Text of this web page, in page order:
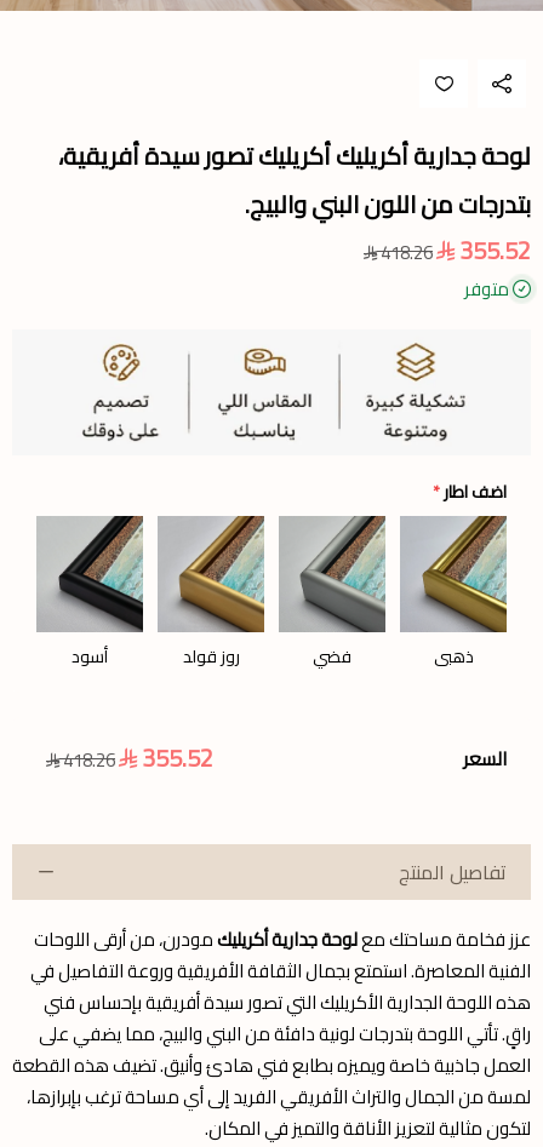
لوحة جدارية أكريليك أكريليك تصور سيدة أفريقية،
بتدرجات من اللون البني والبيج.
355.52
418.26
متوفر
اضف اطار*
ذهبي فضي روز قولد أسود
السعر 355.52
418.26
تفاصيل المنتج
عزز فخامة مساحتك معلوحة جدارية أكريليكمودرن، من أرقى اللوحات
الفنية المعاصرة. استمتع بجمال الثقافة الأفريقية وروعة التفاصيل في
هذه اللوحة الجدارية الأكريليك التي تصور سيدة أفريقية بإحساس فني
راقٍ. تأتي اللوحة بتدرجات لونية دافئة من البني والبيج، مما يضفي على
العمل جاذبية خاصة ويميزه بطابع فني هادئ وأنيق. تضيف هذه القطعة
لمسة من الجمال والتراث الأفريقي الفريد إلى أي مساحة ترغب بإبرازها،
لتكون مثالية لتعزيز الأناقة والتميز في المكان.